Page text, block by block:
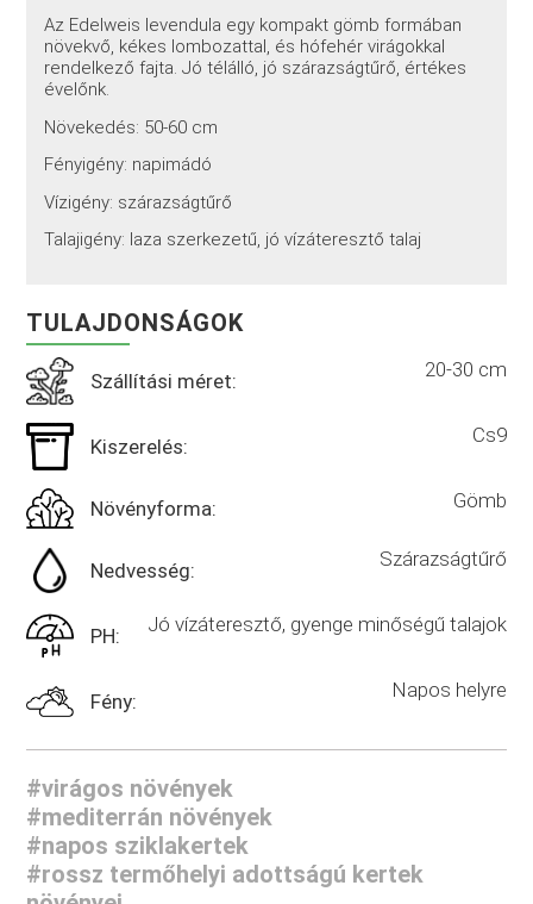
Az Edelweis levendula egy kompakt gömb formában
növekvő, kékes lombozattal, és hófehér virágokkal
rendelkező fajta. Jó télálló, jó szárazságtűrő, értékes
évelőnk.
Növekedés: 50-60 cm
Fényigény: napimádó
Vízigény: szárazságtűrő
Talajigény: laza szerkezetű, jó vízáteresztő talaj
TULAJDONSÁGOK
Szállítási méret: 20-30 cm
Kiszerelés: Cs9
Növényforma: Gömb
Nedvesség: Szárazságtűrő
PH: Jó vízáteresztő, gyenge minőségű talajok
Fény: Napos helyre
#virágos növények
#mediterrán növények
#napos sziklakertek
#rossz termőhelyi adottságú kertek